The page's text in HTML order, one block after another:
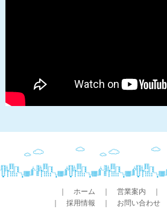
ホーム 営業案内
採用情報 お問い合わせ